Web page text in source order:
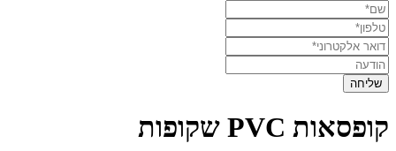
קופסאות PVC שקופות